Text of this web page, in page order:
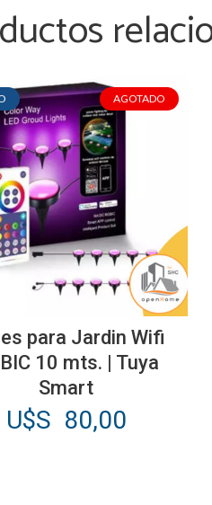
AGOTADO
para Jardin Wifi
10 mts. | Tuya
Smart
U$S 80,00